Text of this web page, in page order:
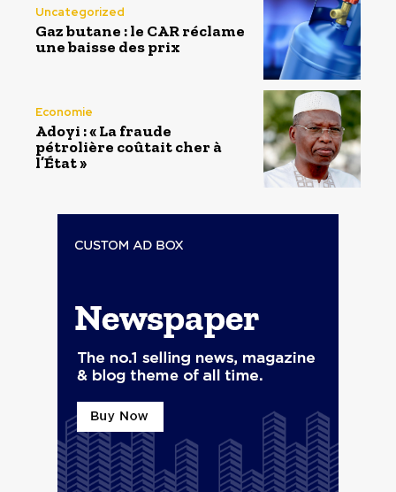
Uncategorized
Gaz butane : le CAR réclame
une baisse des prix
Economie
Adoyi : « La fraude
pétrolière coûtait cher à
l’État »